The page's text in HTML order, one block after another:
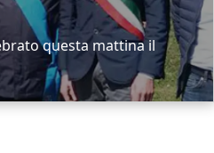
questa mattina il